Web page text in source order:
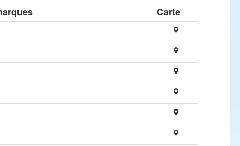
Carte